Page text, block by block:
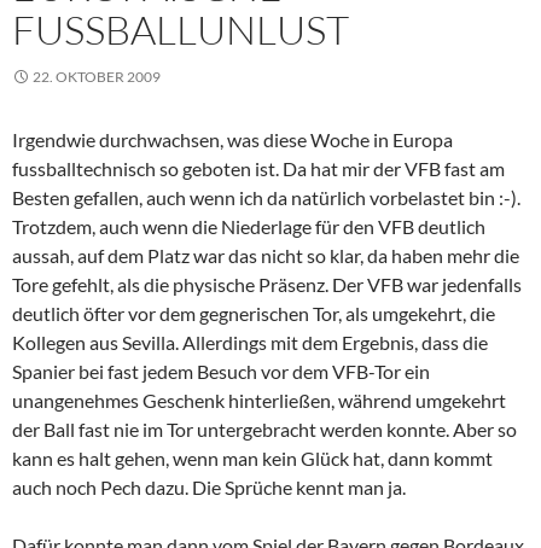
FUSSBALLUNLUST
22. OKTOBER 2009
Irgendwie durchwachsen, was diese Woche in Europa
fussballtechnisch so geboten ist. Da hat mir der VFB fast am
Besten gefallen, auch wenn ich da natürlich vorbelastet bin :-).
Trotzdem, auch wenn die Niederlage für den VFB deutlich
aussah, auf dem Platz war das nicht so klar, da haben mehr die
Tore gefehlt, als die physische Präsenz. Der VFB war jedenfalls
deutlich öfter vor dem gegnerischen Tor, als umgekehrt, die
Kollegen aus Sevilla. Allerdings mit dem Ergebnis, dass die
Spanier bei fast jedem Besuch vor dem VFB-Tor ein
unangenehmes Geschenk hinterließen, während umgekehrt
der Ball fast nie im Tor untergebracht werden konnte. Aber so
kann es halt gehen, wenn man kein Glück hat, dann kommt
auch noch Pech dazu. Die Sprüche kennt man ja.